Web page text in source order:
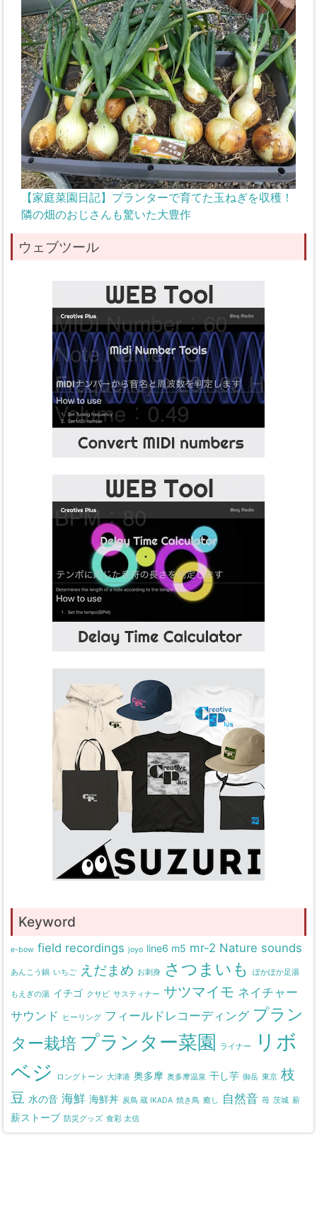
【家庭菜園日記】プランターで育てた玉ねぎを収穫！
隣の畑のおじさんも驚いた大豊作
ウェブツール
Keyword
e-bow field recordings joyo line6 m5 mr-2 Nature sounds
あんこう鍋 いちご えだまめ お刺身 さつまいも ぽかぽか足湯
もえぎの湯 イチゴ クサビ サスティナー サツマイモ ネイチャー
サウンド
ヒーリング フィールドレコーディング プラン
ター栽培 プランター菜園 ライナー
リボ
ベジ
ロングトーン 大津港 奥多摩 奥多摩温泉 干し芋 御岳 東京 枝
豆 水の音 海鮮 海鮮丼 炭鳥 蔵 IKADA 焼き鳥 癒し 自然音 苺 茨城 薪
薪ストーブ 防災グッズ 食彩 太信